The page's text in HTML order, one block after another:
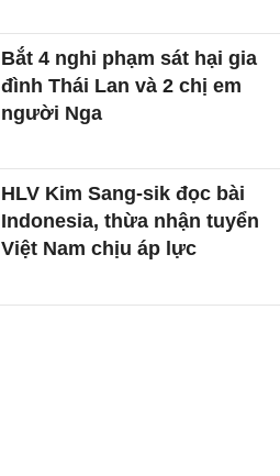
Bắt 4 nghi phạm sát hại gia
đình Thái Lan và 2 chị em
người Nga
HLV Kim Sang-sik đọc bài
Indonesia, thừa nhận tuyển
Việt Nam chịu áp lực